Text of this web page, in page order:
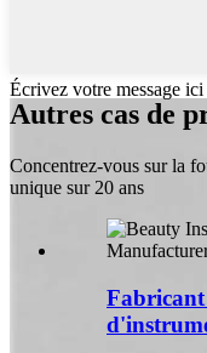
Écrivez votre message
Autres cas de
Concentrez-vous sur la
unique sur 20 ans
Fabricant